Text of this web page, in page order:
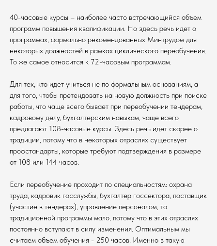
40-часовые курсы – наиболее часто встречающийся объем
программ повышения квалификации. Но здесь речь идет о
программах, формально рекомендованных Минтрудом для
некоторых должностей в рамках циклического переобучения.
То же самое относится к 72-часовым программам.
Для тех, кто идет учиться не по формальным основаниям, а
для того, чтобы претендовать на новую должность при поиске
работы, что чаще всего бывает при переобучении тендерам,
кадровому делу, бухгалтерским навыкам, чаще всего
предлагают 108-часовые курсы. Здесь речь идет скорее о
традиции, потому что в некоторых отраслях существует
профстандарты, которые требуют подтверждения в размере
от 108 или 144 часов.
Если переобучение проходит по специальностям: охрана
труда, кадровик госслужбы, бухгалтер госсектора, поставщик
(участие в тендерах), управление персоналом, то
традиционной программы мало, потому что в этих отраслях
постоянно вступают в силу изменения. Оптимальным мы
считаем объем обучения - 250 часов. Именно в такую